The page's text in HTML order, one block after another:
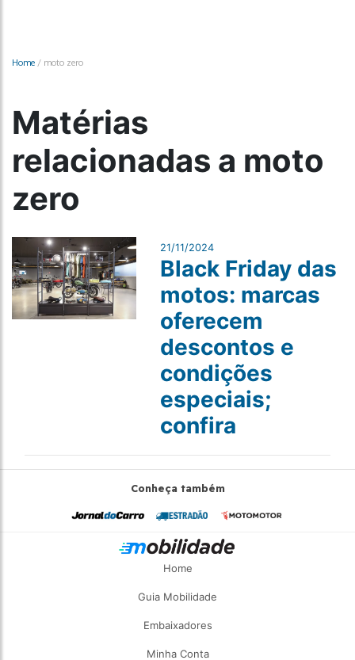
Home / moto zero
Matérias
relacionadas a moto
zero
21/11/2024
Black Friday das
motos: marcas
oferecem
descontos e
condições
especiais;
confira
Conheça também
Home
Guia Mobilidade
Embaixadores
Minha Conta